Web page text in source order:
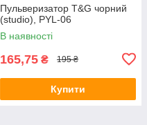
Пульверизатор T&G чорний
(studio), PYL-06
В наявності
165,75 ₴ 195 ₴
Купити